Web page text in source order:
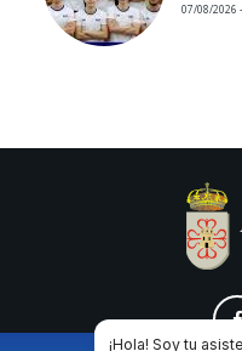
07/08/2026
¡Hola! Soy tu